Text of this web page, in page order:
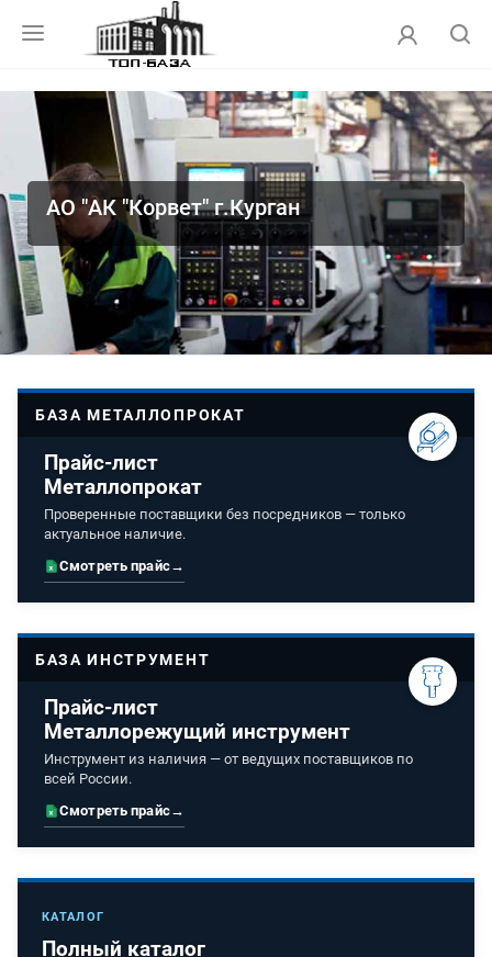
АО "АК "Корвет" г.Курган
БАЗА МЕТАЛЛОПРОКАТ
Прайс-лист
Металлопрокат
Проверенные поставщики без посредников — только
актуальное наличие.
Смотреть прайс→
БАЗА ИНСТРУМЕНТ
Прайс-лист
Металлорежущий инструмент
Инструмент из наличия — от ведущих поставщиков по
всей России.
Смотреть прайс→
КАТАЛОГ
Полный каталог